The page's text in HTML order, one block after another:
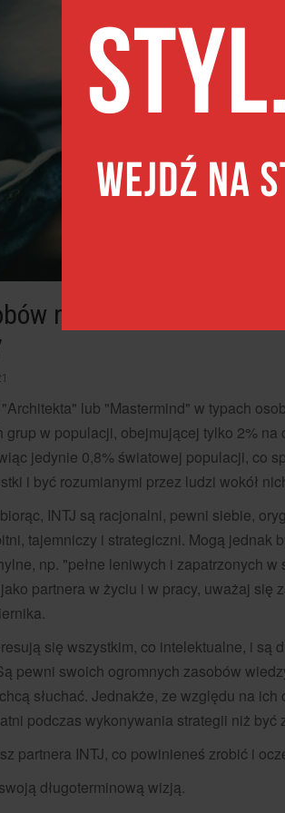
na to, jak być
"Architekta" lub "Mastermind" w typach
grup w populacji, obejmującej tylko 2%
jedynie 0,8% światowej populacji, co
i być rozumianymi przez ludzi wokół
INTJ są racjonalni, pewni siebie,
tajemniczy i strategiczni. Mogą jednak
np. "pełne leniwych i zapatrzonych
partnera w życiu i w pracy, uważaj się
się wszystkim, co intelektualne, i są
pewni swoich ogromnych zasobów
słuchać. Jednakże, ze względu na
podczas wykonywania strategii niż
partnera INTJ, co powinieneś zrobić i
długoterminową wizją.